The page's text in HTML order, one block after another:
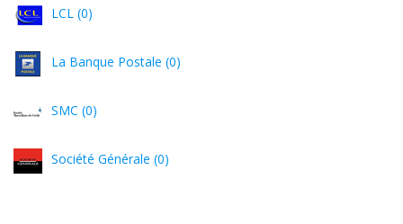
LCL (0)
La Banque Postale (0)
SMC (0)
Société Générale (0)